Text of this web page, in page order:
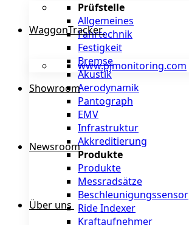
Prüfstelle
Allgemeines
Fahrtechnik
Festigkeit
Bremse
Akustik
Aerodynamik
Pantograph
EMV
Infrastruktur
Akkreditierung
Produkte
Produkte
Messradsätze
Beschleunigungssensor
Ride Indexer
Kraftaufnehmer
WaggonTracker
www.pjmonitoring.com
Showroom
Newsroom
Über uns